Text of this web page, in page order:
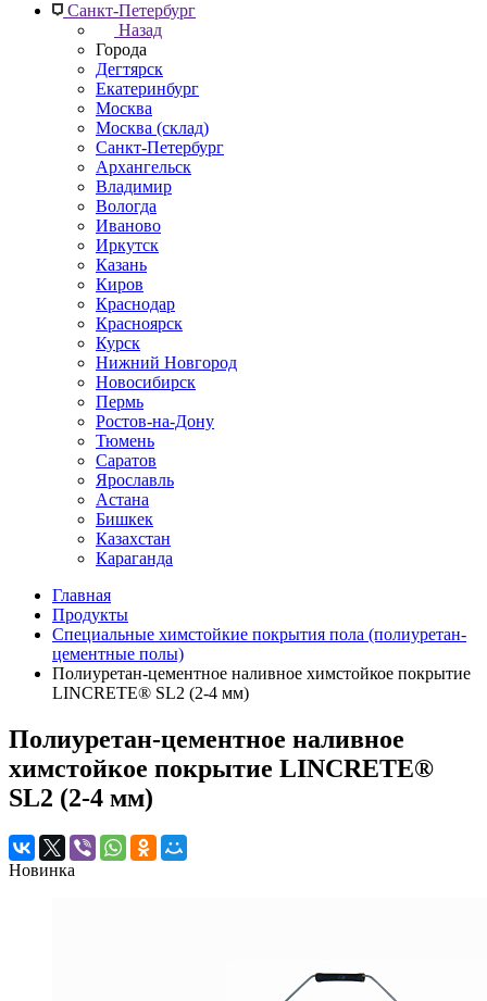
Санкт-Петербург
Назад
Города
Дегтярск
Екатеринбург
Москва
Москва (склад)
Санкт-Петербург
Архангельск
Владимир
Вологда
Иваново
Иркутск
Казань
Киров
Краснодар
Красноярск
Курск
Нижний Новгород
Новосибирск
Пермь
Ростов-на-Дону
Тюмень
Саратов
Ярославль
Астана
Бишкек
Казахстан
Караганда
Главная
Продукты
Специальные химстойкие покрытия пола (полиуретан-
цементные полы)
Полиуретан-цементное наливное химстойкое покрытие
LINCRETE® SL2 (2-4 мм)
Полиуретан-цементное наливное
химстойкое покрытие LINCRETE®
SL2 (2-4 мм)
Новинка